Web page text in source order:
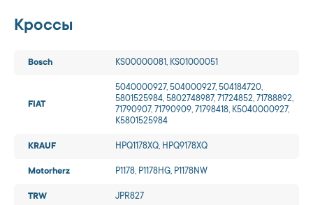
Кроссы
Bosch KS00000081, KS01000051
FIAT
5040000927, 504000927, 504184720,
5801525984, 5802748987, 71724852, 71788892,
71790907, 71790909, 71798418, K5040000927,
K5801525984
KRAUF HPQ1178XQ, HPQ9178XQ
Motorherz P1178, P1178HG, P1178NW
TRW JPR827